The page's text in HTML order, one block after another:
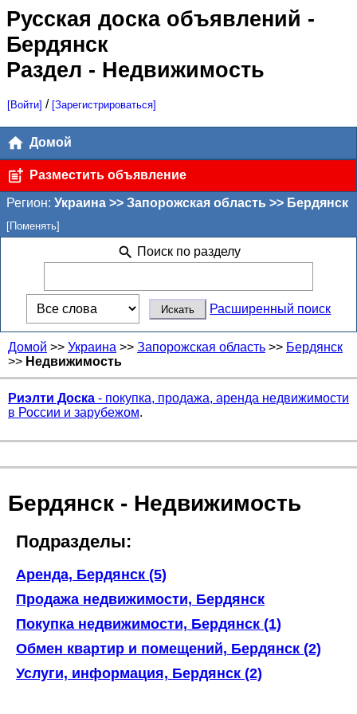
Русская доска объявлений -
Бердянск
Раздел - Недвижимость
[Войти] / [Зарегистрироваться]
Домой
Разместить объявление
Регион: Украина >> Запорожская область >> Бердянск
[Поменять]
Поиск по разделу
Расширенный поиск
Домой >> Украина >> Запорожская область >> Бердянск
>> Недвижимость
Риэлти Доска - покупка, продажа, аренда недвижимости
в России и зарубежом.
Бердянск - Недвижимость
Подразделы:
Аренда, Бердянск (5)
Продажа недвижимости, Бердянск
Покупка недвижимости, Бердянск (1)
Обмен квартир и помещений, Бердянск (2)
Услуги, информация, Бердянск (2)